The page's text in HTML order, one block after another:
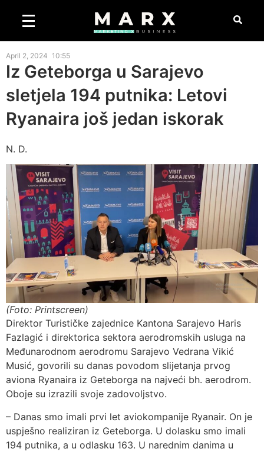
April 2, 2024 10:55
Iz Geteborga u Sarajevo
sletjela 194 putnika: Letovi
Ryanaira još jedan iskorak
N. D.
(Foto: Printscreen)
Direktor Turističke zajednice Kantona Sarajevo Haris
Fazlagić i direktorica sektora aerodromskih usluga na
Međunarodnom aerodromu Sarajevo Vedrana Vikić
Musić, govorili su danas povodom slijetanja prvog
aviona Ryanaira iz Geteborga na najveći bh. aerodrom.
Oboje su izrazili svoje zadovoljstvo.
– Danas smo imali prvi let aviokompanije Ryanair. On je
uspješno realiziran iz Geteborga. U dolasku smo imali
194 putnika, a u odlasku 163. U narednim danima u